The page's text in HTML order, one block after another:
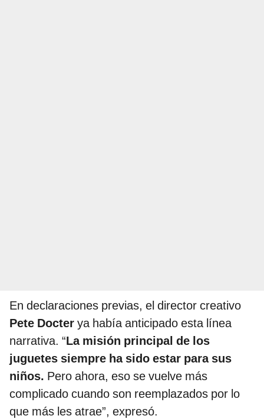
En declaraciones previas, el director creativo
Pete Docter ya había anticipado esta línea
narrativa. “La misión principal de los
juguetes siempre ha sido estar para sus
niños. Pero ahora, eso se vuelve más
complicado cuando son reemplazados por lo
que más les atrae”, expresó.